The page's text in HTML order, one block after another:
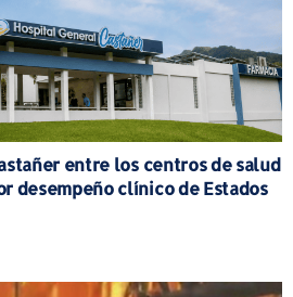
entre los centros de salud
desempeño clínico de Estados